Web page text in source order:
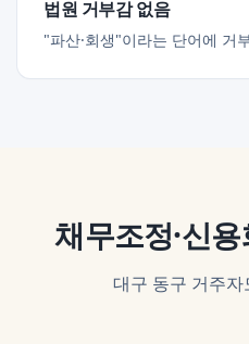
법원 거부감 없음
"파산·회생"이라는 단어에 거
채무조정·신
대구 동구 거주자